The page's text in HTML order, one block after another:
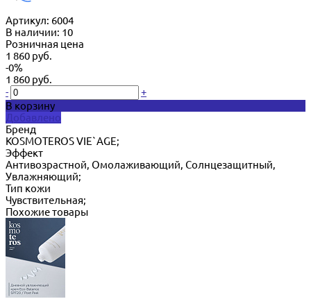
Артикул: 6004
В наличии: 10
Розничная цена
1 860 руб.
-0%
1 860 руб.
-
+
В корзину
Добавлено
Бренд
KOSMOTEROS VIE`AGE;
Эффект
Антивозрастной, Омолаживающий, Солнцезащитный,
Увлажняющий;
Тип кожи
Чувствительная;
Похожие товары